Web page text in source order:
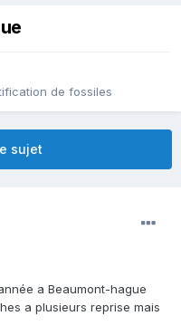
de fossiles
sujet
a Beaumont-hague
a plusieurs reprise mais